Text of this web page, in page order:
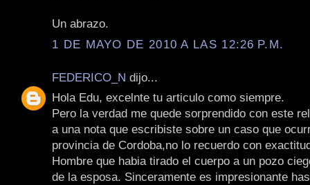
Un abrazo.
1 DE MAYO DE 2010 A LAS 12:26 P.M.
FEDERICO_N dijo...
Hola Edu, excelnte tu articulo como siempre.
Pero la verdad me quede sorprendido con este
a una nota que escribiste sobre un caso que
provincia de Cordoba,no lo recuerdo con
Hombre que habia tirado el cuerpo a un pozo
de la esposa. Sinceramente es impresionante